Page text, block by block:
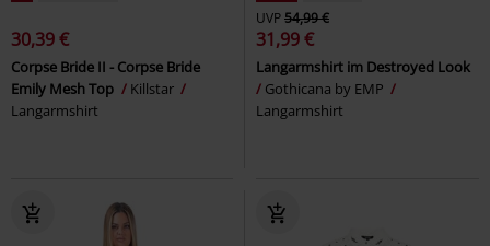
30,39 €
Corpse Bride II - Corpse Bride
Emily Mesh Top
Killstar
Langarmshirt
UVP54,99 €
31,99 €
Langarmshirt im Destroyed Look
Gothicana by EMP
Langarmshirt